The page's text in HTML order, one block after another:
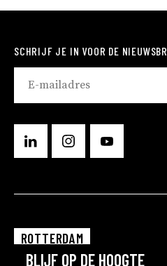
BLIJF OP DE HOOGTE
SCHRIJF JE IN VOOR DE
ROTTERDAM